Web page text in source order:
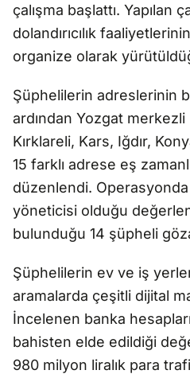
çalışma başlattı. Yapılan
dolandırıcılık
organize olarak
Şüphelilerin adreslerinin
ardından Yozgat
Kırklareli, Kars, Iğdır,
15 farklı adrese eş
düzenlendi.
yöneticisi olduğu
bulunduğu 14 şüpheli
Şüphelilerin ev ve iş
aramalarda çeşitli dijital
İncelenen banka
bahisten elde edildiği
980 milyon liralık para